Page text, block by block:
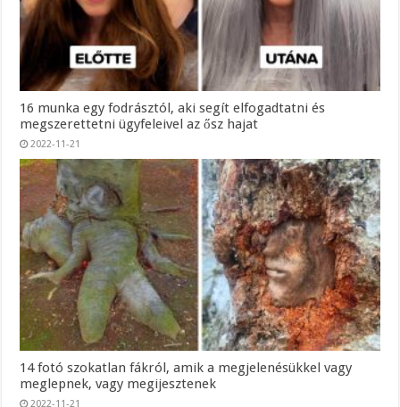
16 munka egy fodrásztól, aki segít elfogadtatni és
megszerettetni ügyfeleivel az ősz hajat
2022-11-21
14 fotó szokatlan fákról, amik a megjelenésükkel vagy
meglepnek, vagy megijesztenek
2022-11-21